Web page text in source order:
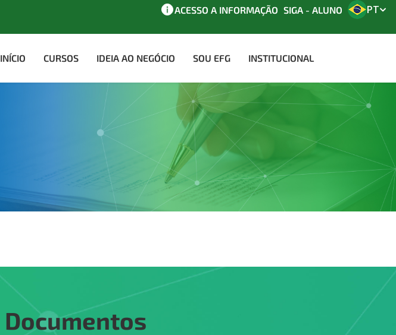
ACESSO A INFORMAÇÃO SIGA - ALUNO PT
INÍCIO CURSOS IDEIA AO NEGÓCIO SOU EFG INSTITUCIONAL
Documentos